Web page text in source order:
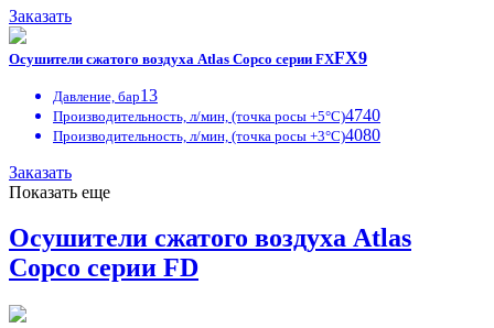
Заказать
Осушители сжатого воздуха Atlas Copco серии FXFX9
Давление, бар13
Производительность, л/мин, (точка росы +5°С)4740
Производительность, л/мин, (точка росы +3°С)4080
Заказать
Показать еще
Осушители сжатого воздуха Atlas
Copco серии FD